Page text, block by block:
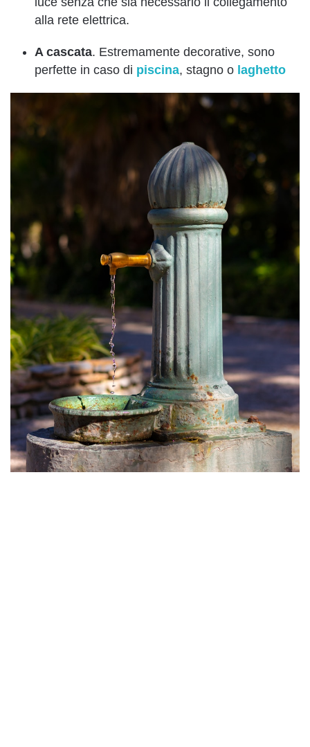
alla rete elettrica.
A cascata. Estremamente decorative, sono
perfette in caso di piscina, stagno o laghetto